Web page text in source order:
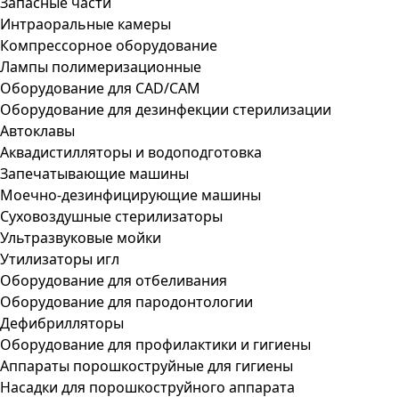
Интраоральные камеры
Компрессорное оборудование
Лампы полимеризационные
Оборудование для CAD/CAM
Оборудование для дезинфекции стерилизации
Автоклавы
Аквадистилляторы и водоподготовка
Запечатывающие машины
Моечно-дезинфицирующие машины
Суховоздушные стерилизаторы
Ультразвуковые мойки
Утилизаторы игл
Оборудование для отбеливания
Оборудование для пародонтологии
Дефибрилляторы
Оборудование для профилактики и гигиены
Аппараты порошкоструйные для гигиены
Насадки для порошкоструйного аппарата